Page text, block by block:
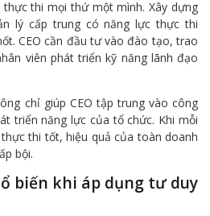
thi mọi thứ một mình. Xây dựng
lý cấp trung có năng lực thực thi
CEO cần đầu tư vào đào tạo, trao
viên phát triển kỹ năng lãnh đạo
chỉ giúp CEO tập trung vào công
triển năng lực của tổ chức. Khi mỗi
thi tốt, hiệu quả của toàn doanh
bội.
biến khi áp dụng tư duy